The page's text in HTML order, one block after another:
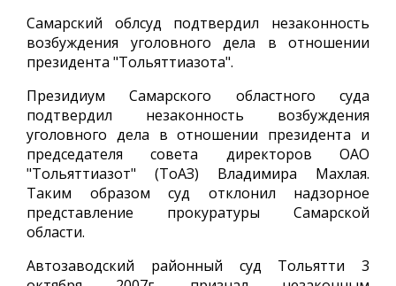
Самарский облсуд подтвердил незаконность
возбуждения уголовного дела в отношении
президента "Тольяттиазота".
Президиум Самарского областного суда
подтвердил незаконность возбуждения
уголовного дела в отношении президента и
председателя совета директоров ОАО
"Тольяттиазот" (ТоАЗ) Владимира Махлая.
Таким образом суд отклонил надзорное
представление прокуратуры Самарской
области.
Автозаводский районный суд Тольятти 3